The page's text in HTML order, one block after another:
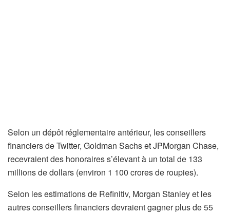
Selon un dépôt réglementaire antérieur, les conseillers
financiers de Twitter, Goldman Sachs et JPMorgan Chase,
recevraient des honoraires s’élevant à un total de 133
millions de dollars (environ 1 100 crores de roupies).
Selon les estimations de Refinitiv, Morgan Stanley et les
autres conseillers financiers devraient gagner plus de 55